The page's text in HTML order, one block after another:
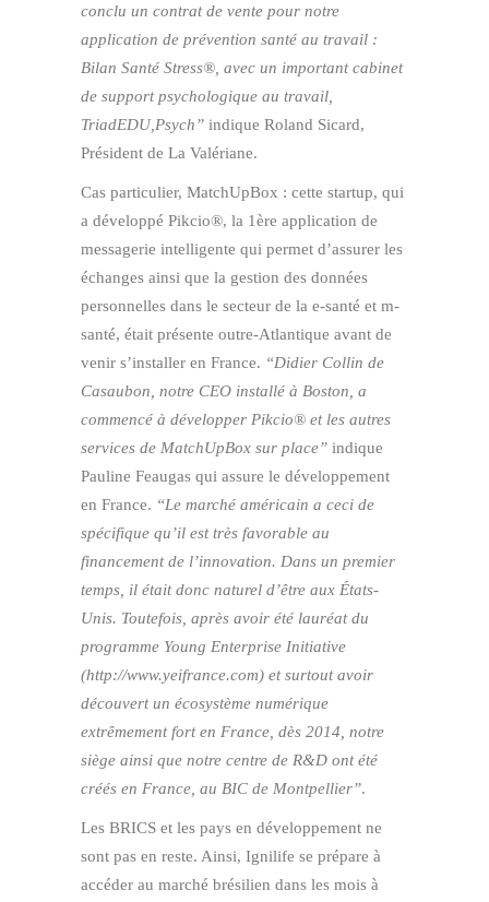
conclu un contrat de vente pour notre
application de prévention santé au travail :
Bilan Santé Stress®, avec un important cabinet
de support psychologique au travail,
TriadEDU,Psych” indique Roland Sicard,
Président de La Valériane.
Cas particulier, MatchUpBox : cette startup, qui
a développé Pikcio®, la 1ère application de
messagerie intelligente qui permet d’assurer les
échanges ainsi que la gestion des données
personnelles dans le secteur de la e-santé et m-
santé, était présente outre-Atlantique avant de
venir s’installer en France. “Didier Collin de
Casaubon, notre CEO installé à Boston, a
commencé à développer Pikcio® et les autres
services de MatchUpBox sur place” indique
Pauline Feaugas qui assure le développement
en France. “Le marché américain a ceci de
spécifique qu’il est très favorable au
financement de l’innovation. Dans un premier
temps, il était donc naturel d’être aux États-
Unis. Toutefois, après avoir été lauréat du
programme Young Enterprise Initiative
(http://www.yeifrance.com) et surtout avoir
découvert un écosystème numérique
extrêmement fort en France, dès 2014, notre
siège ainsi que notre centre de R&D ont été
créés en France, au BIC de Montpellier”.
Les BRICS et les pays en développement ne
sont pas en reste. Ainsi, Ignilife se prépare à
accéder au marché brésilien dans les mois à